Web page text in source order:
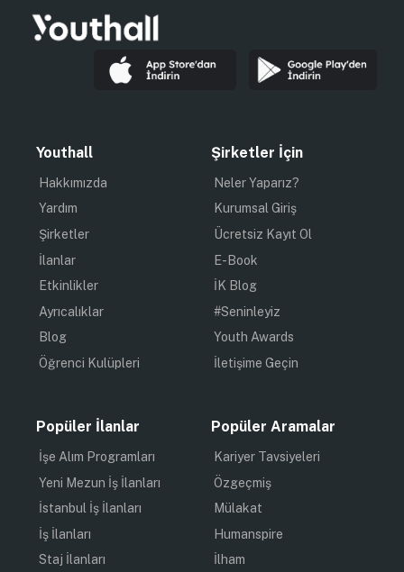
Youthall
Hakkımızda
Yardım
Şirketler
İlanlar
Etkinlikler
Ayrıcalıklar
Blog
Öğrenci Kulüpleri
Şirketler İçin
Neler Yaparız?
Kurumsal Giriş
Ücretsiz Kayıt Ol
E-Book
İK Blog
#Seninleyiz
Youth Awards
İletişime Geçin
Popüler İlanlar
İşe Alım Programları
Yeni Mezun İş İlanları
İstanbul İş İlanları
İş İlanları
Staj İlanları
Popüler Aramalar
Kariyer Tavsiyeleri
Özgeçmiş
Mülakat
Humanspire
İlham